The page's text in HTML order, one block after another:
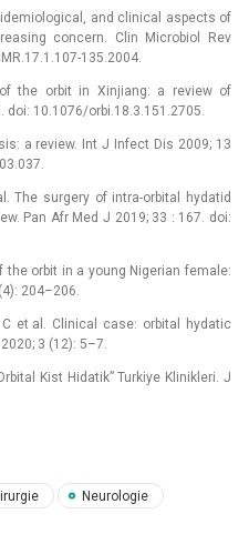
and clinical aspects of
concern. Clin Microbiol Rev
135.2004.
the orbit in Xinjiang: a review of
doi: 10.1076/orbi.18.3.151.2705.
a review. Int J Infect Dis 2009; 13
The surgery of intra-orbital hydatid
Pan Afr Med J 2019; 33 : 167. doi:
the orbit in a young Nigerian female:
204–206.
et al. Clinical case: orbital hydatic
3 (12): 5–7.
Kist Hidatik” Turkiye Klinikleri. J
Neurologie